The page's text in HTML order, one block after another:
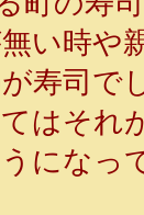
い時や
寿司で
はそれ
になっ